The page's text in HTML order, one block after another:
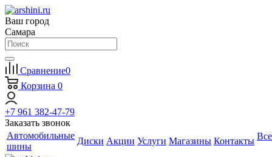
Ваш город
Самара
Сравнение0
Корзина 0
+7 961 382-47-79
Заказать звонок
Автомобильные
шины
Диски Акции Услуги Магазины Контакты Все